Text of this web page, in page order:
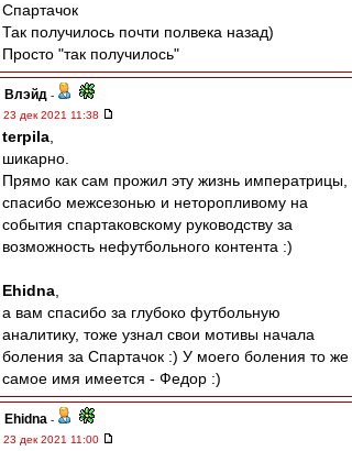
Спартачок
Так получилось почти полвека назад)
Просто "так получилось"
Влэйд -
23 дек 2021 11:38
terpila
шикарно.
Прямо как сам прожил эту жизнь императрицы,
спасибо межсезонью и неторопливому на
события спартаковскому руководству за
возможность нефутбольного контента :)
Ehidna
а вам спасибо за глубоко футбольную
аналитику, тоже узнал свои мотивы начала
боления за Спартачок :) У моего боления то же
самое имя имеется - Федор :)
Ehidna -
23 дек 2021 11:00